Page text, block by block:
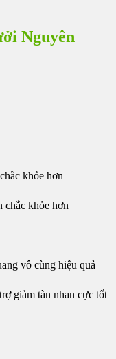
Nguyên
khỏe hơn
khỏe hơn
vô cùng hiệu quả
giảm tàn nhan cực tốt